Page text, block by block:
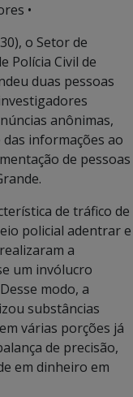
•
o Setor de
Polícia Civil de
duas pessoas
anônimas,
informações ao
de pessoas
de tráfico de
policial adentrar e
a
um invólucro
modo, a
substâncias
várias porções já
de precisão,
em dinheiro em